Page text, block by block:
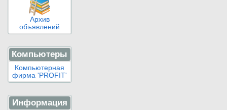
Архив
объявлений
Компьютеры
Компьютерная
фирма 'PROFIT'
Информация